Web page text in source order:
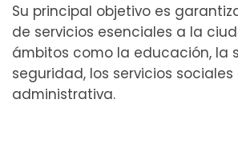
Su principal objetivo es
de servicios esenciales a la
ámbitos como la educación, la
seguridad, los servicios
administrativa.